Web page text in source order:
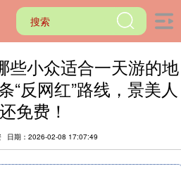
些小众适合一天游的地
“反网红”路线，景美人
免费！
日期：2026-02-08 17:07:49